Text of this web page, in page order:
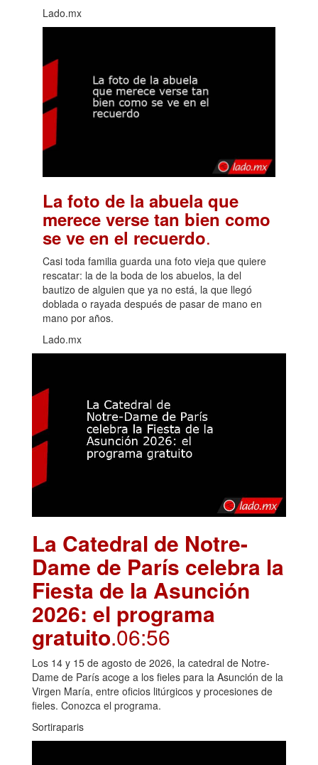
Lado.mx
La foto de la abuela que
merece verse tan bien como
se ve en el recuerdo.
Casi toda familia guarda una foto vieja que quiere
rescatar: la de la boda de los abuelos, la del
bautizo de alguien que ya no está, la que llegó
doblada o rayada después de pasar de mano en
mano por años.
Lado.mx
La Catedral de Notre-
Dame de París celebra la
Fiesta de la Asunción
2026: el programa
gratuito.06:56
Los 14 y 15 de agosto de 2026, la catedral de Notre-
Dame de París acoge a los fieles para la Asunción de la
Virgen María, entre oficios litúrgicos y procesiones de
fieles. Conozca el programa.
Sortiraparis